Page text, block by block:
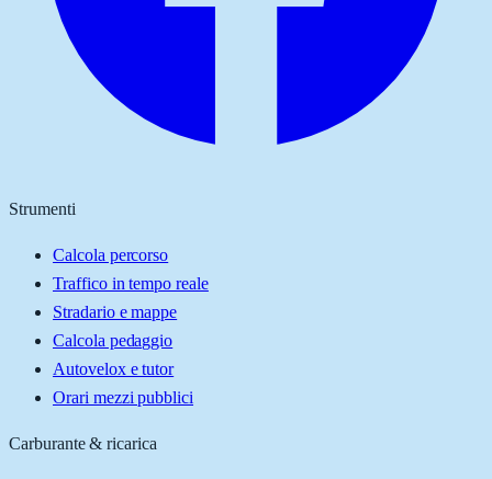
Strumenti
Calcola percorso
Traffico in tempo reale
Stradario e mappe
Calcola pedaggio
Autovelox e tutor
Orari mezzi pubblici
Carburante & ricarica